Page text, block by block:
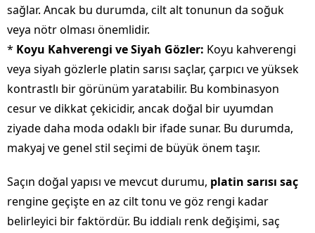
sağlar. Ancak bu durumda, cilt alt tonunun da soğuk
veya nötr olması önemlidir.
* Koyu Kahverengi ve Siyah Gözler: Koyu kahverengi
veya siyah gözlerle platin sarısı saçlar, çarpıcı ve yüksek
kontrastlı bir görünüm yaratabilir. Bu kombinasyon
cesur ve dikkat çekicidir, ancak doğal bir uyumdan
ziyade daha moda odaklı bir ifade sunar. Bu durumda,
makyaj ve genel stil seçimi de büyük önem taşır.
Saçın doğal yapısı ve mevcut durumu, platin sarısı saç
rengine geçişte en az cilt tonu ve göz rengi kadar
belirleyici bir faktördür. Bu iddialı renk değişimi, saç